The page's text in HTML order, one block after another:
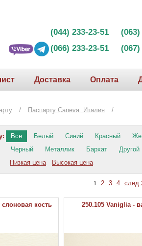
(044) 233-23-51
(066) 233-23-51
Доставка Оплата
/ Паспарту Caneva. Италия /
Все Белый Синий Красный
Черный
Металлик Бархат
Другой
Низкая цена Высокая цена
1 2 3 4 след
кость 250.105 Vaniglia -